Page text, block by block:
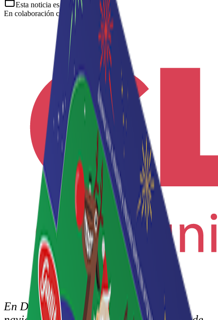
Esta noticia es de
hace 1 año
En colaboración con:
En Dos Pinos, celebramos la época